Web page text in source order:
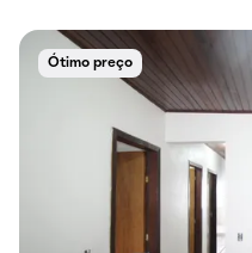
Ótimo preço